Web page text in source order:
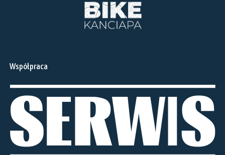
Współpraca